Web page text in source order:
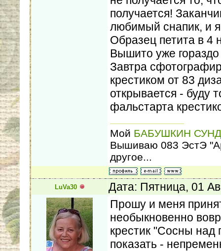
получается!
любимый снапик, и
Образец петита в 4
Вышито уже
Завтра
крестиком от 83
открывается - буду
фальстарта
Мой БАБУШКИН
Вышиваю 083 ЭстЭ
другое...
LuVa30 Дата: Пятница, 01
Прошу и меня
необыкновенно
крестик "Сосны над
показать -